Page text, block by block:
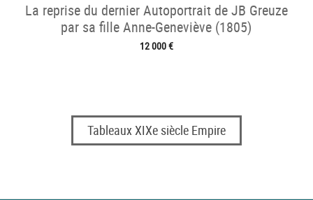
La reprise du dernier Autoportrait de JB Greuze
par sa fille Anne-Geneviève (1805)
12 000 €
Tableaux XIXe siècle Empire